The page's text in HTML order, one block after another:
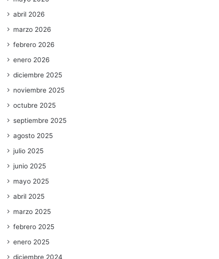
abril 2026
marzo 2026
febrero 2026
enero 2026
diciembre 2025
noviembre 2025
octubre 2025
septiembre 2025
agosto 2025
julio 2025
junio 2025
mayo 2025
abril 2025
marzo 2025
febrero 2025
enero 2025
diciembre 2024